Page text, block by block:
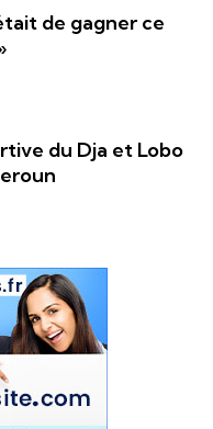
de gagner ce
du Dja et Lobo